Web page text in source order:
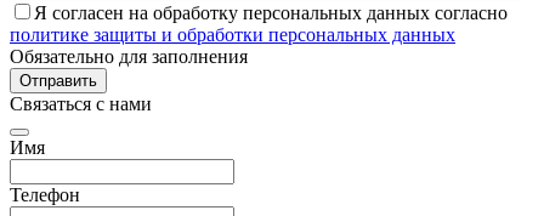
Я согласен на обработку персональных данных согласно
политике защиты и обработки персональных данных
Обязательно для заполнения
Отправить
Связаться с нами
Имя
Телефон